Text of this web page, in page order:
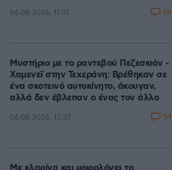
06.08.2026, 11:01 65
Μυστήριο με το ραντεβού Πεζεσκιάν -
Χαμενεΐ στην Τεχεράνη: Βρέθηκαν σε
ένα σκοτεινό αυτοκίνητο, άκουγαν,
αλλά δεν έβλεπαν ο ένας τον άλλο
06.08.2026, 13:37 54